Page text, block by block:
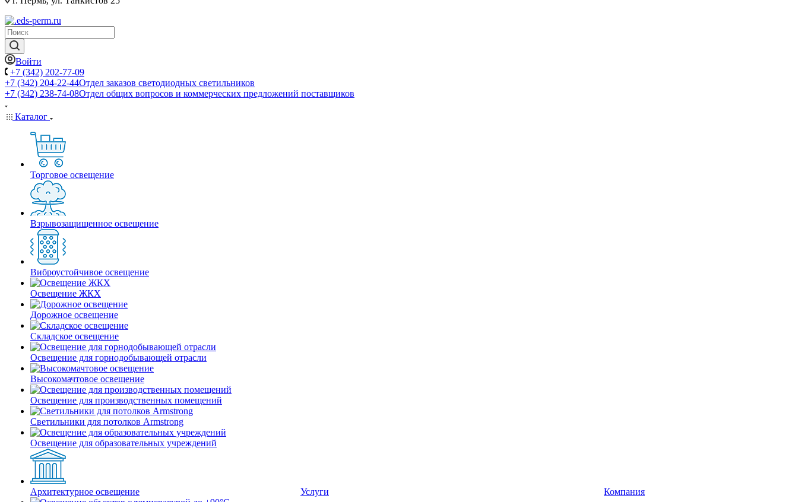
Войти
+7 (342) 202-77-09
+7 (342) 204-22-44Отдел заказов светодиодных светильников
+7 (342) 238-74-08Отдел общих вопросов и коммерческих предложений поставщиков
Каталог
Торговое освещение
Взрывозащищенное освещение
Виброустойчивое освещение
Освещение ЖКХ
Дорожное освещение
Складское освещение
Освещение для горнодобывающей отрасли
Высокомачтовое освещение
Освещение для производственных помещений
Светильники для потолков Armstrong
Освещение для образовательных учреждений
Архитектурное освещение
Услуги
Компания